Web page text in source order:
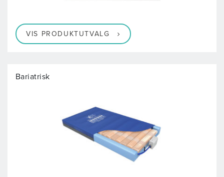
VIS PRODUKTUTVALG
Bariatrisk